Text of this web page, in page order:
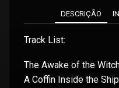
DESCRIÇÃO
Track List:
The Awake of the
A Coffin Inside the Ship